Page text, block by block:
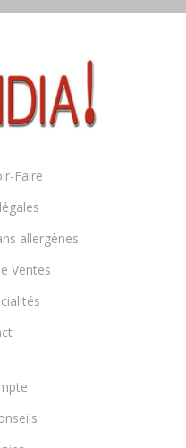
Faire
allergènes
Ventes